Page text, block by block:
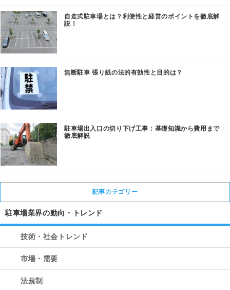
自走式駐車場とは？利便性と経営のポイントを徹底解
説！
無断駐車 張り紙の法的有効性と目的は？
駐車場出入口の切り下げ工事：基礎知識から費用まで
徹底解説
記事カテゴリー
駐車場業界の動向・トレンド
技術・社会トレンド
市場・需要
法規制